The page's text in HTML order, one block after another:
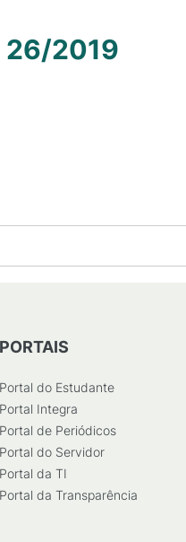
26/2019
PORTAIS
Portal do Estudante
Portal Integra
Portal de Periódicos
Portal do Servidor
Portal da TI
Portal da Transparência